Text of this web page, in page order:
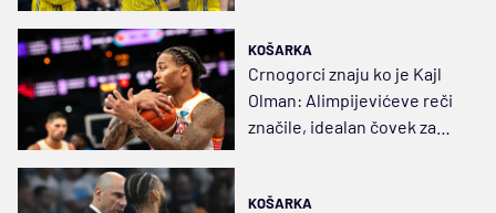
KOŠARKA
Crnogorci znaju ko je Kajl
Olman: Alimpijevićeve reči
značile, idealan čovek za
KOŠARKA